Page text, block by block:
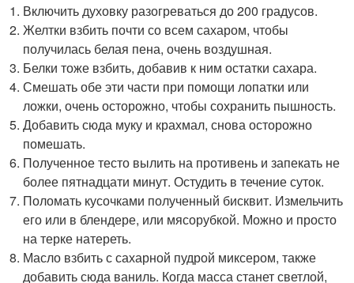
Включить духовку разогреваться до 200 градусов.
Желтки взбить почти со всем сахаром, чтобы
получилась белая пена, очень воздушная.
Белки тоже взбить, добавив к ним остатки сахара.
Смешать обе эти части при помощи лопатки или
ложки, очень осторожно, чтобы сохранить пышность.
Добавить сюда муку и крахмал, снова осторожно
помешать.
Полученное тесто вылить на противень и запекать не
более пятнадцати минут. Остудить в течение суток.
Поломать кусочками полученный бисквит. Измельчить
его или в блендере, или мясорубкой. Можно и просто
на терке натереть.
Масло взбить с сахарной пудрой миксером, также
добавить сюда ваниль. Когда масса станет светлой,